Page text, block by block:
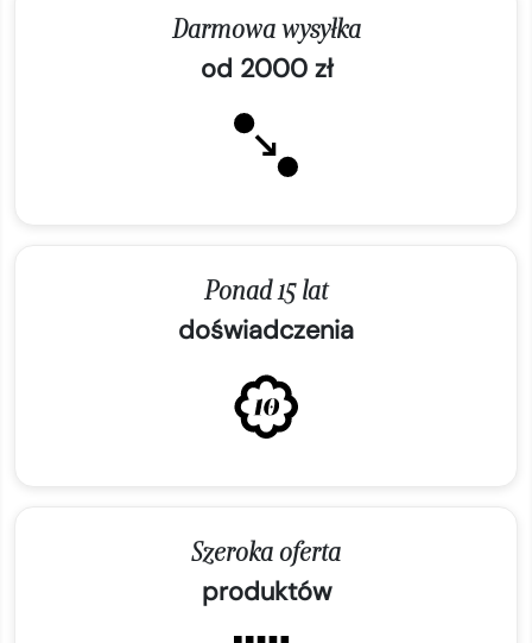
Darmowa wysyłka
od 2000 zł
Ponad 15 lat
doświadczenia
Szeroka oferta
produktów